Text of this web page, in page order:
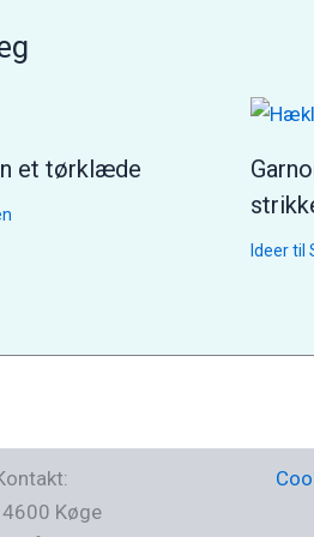
et tørklæde
Ideer til
4600 Køge